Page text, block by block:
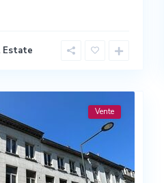
Estate
Vente